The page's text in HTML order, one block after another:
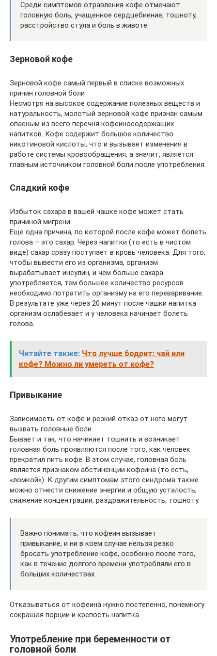
Среди симптомов отравления кофе отмечают
головную боль, учащенное сердцебиение, тошноту,
расстройство стула и боль в животе.
Зерновой кофе
Зерновой кофе самый первый в списке возможных
причин головной боли
Несмотря на высокое содержание полезных веществ и
натуральность, молотый зерновой кофе признан самым
опасным из всего перечня кофеиносодержащих
напитков. Кофе содержит большое количество
никотиновой кислоты, что и вызывает изменения в
работе системы кровообращения, а значит, является
главным источником головной боли после употребления.
Сладкий кофе
Избыток сахара в вашей чашке кофе может стать
причиной мигрени
Еще одна причина, по которой после кофе может болеть
голова – это сахар. Через напитки (то есть в чистом
виде) сахар сразу поступает в кровь человека. Для того,
чтобы вывести его из организма, организм
вырабатывает инсулин, и чем больше сахара
употребляется, тем большее количество ресурсов
необходимо потратить организму на его переваривание.
В результате уже через 20 минут после чашки напитка
организм ослабевает и у человека начинает болеть
голова.
Читайте также: Что лучше бодрит: чай или
кофе? Можно ли умереть от кофе?
Привыкание
Зависимость от кофе и резкий отказ от него могут
вызвать головные боли
Бывает и так, что начинает тошнить и возникает
головная боль проявляются после того, как человек
прекратил пить кофе. В этом случае, головная боль
является признаком абстиненции кофеина (то есть,
«ломкой»). К другим симптомам этого синдрома также
можно отнести снижение энергии и общую усталость,
снижение концентрации, раздражительность, тошноту.
Важно понимать, что кофеин вызывает
привыкание, и ни в коем случае нельзя резко
бросать употребление кофе, особенно после того,
как в течение долгого времени употребляли его в
больших количествах.
Отказываться от кофеина нужно постепенно, понемногу
сокращая порции и крепость напитка.
Употребление при беременности от
головной боли